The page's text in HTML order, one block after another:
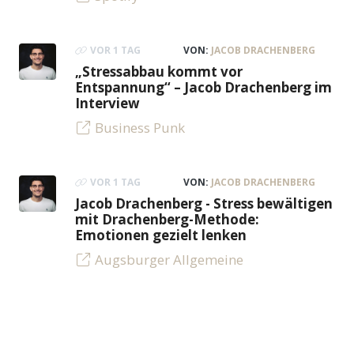
VOR 1 TAG VON: JACOB DRACHENBERG
„Stressabbau kommt vor
Entspannung“ – Jacob Drachenberg im
Interview
Business Punk
VOR 1 TAG VON: JACOB DRACHENBERG
Jacob Drachenberg - Stress bewältigen
mit Drachenberg-Methode:
Emotionen gezielt lenken
Augsburger Allgemeine